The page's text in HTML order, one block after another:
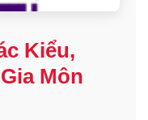
Kiểu,
Môn